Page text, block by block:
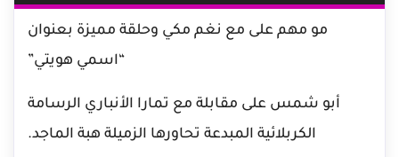
مو مهم على مع نغم مكي وحلقة مميزة بعنوان
“اسمي هويتي”
أبو شمس على مقابلة مع تمارا الأنباري الرسامة
الكربلائية المبدعة تحاورها الزميلة هبة الماجد.